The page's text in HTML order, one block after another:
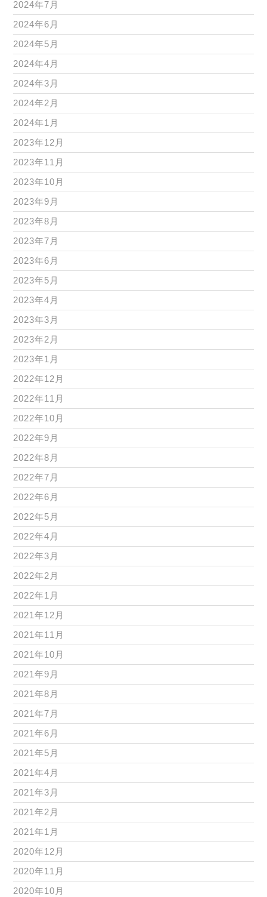
2024年7月
2024年6月
2024年5月
2024年4月
2024年3月
2024年2月
2024年1月
2023年12月
2023年11月
2023年10月
2023年9月
2023年8月
2023年7月
2023年6月
2023年5月
2023年4月
2023年3月
2023年2月
2023年1月
2022年12月
2022年11月
2022年10月
2022年9月
2022年8月
2022年7月
2022年6月
2022年5月
2022年4月
2022年3月
2022年2月
2022年1月
2021年12月
2021年11月
2021年10月
2021年9月
2021年8月
2021年7月
2021年6月
2021年5月
2021年4月
2021年3月
2021年2月
2021年1月
2020年12月
2020年11月
2020年10月